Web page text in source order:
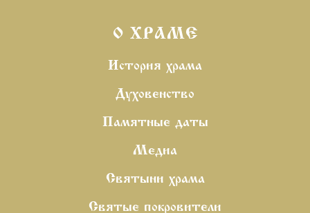
О ХРАМЕ
История храма
Духовенство
Памятные даты
Медиа
Святыни храма
Святые покровители